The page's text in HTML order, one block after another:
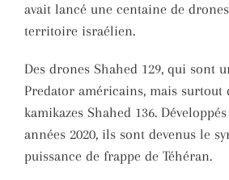
avait lancé une centaine de
territoire israélien.
Des drones Shahed 129, qui sont
Predator américains, mais surtout
kamikazes Shahed 136.
années 2020, ils sont devenus le
puissance de frappe de Téhéran.